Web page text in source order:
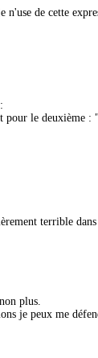
n'use de cette
le deuxième :
terrible
plus.
je peux me